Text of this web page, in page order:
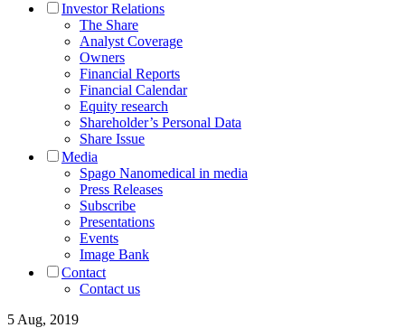
Investor Relations
The Share
Analyst Coverage
Owners
Financial Reports
Financial Calendar
Equity research
Shareholder’s Personal Data
Share Issue
Media
Spago Nanomedical in media
Press Releases
Subscribe
Presentations
Events
Image Bank
Contact
Contact us
5 Aug, 2019